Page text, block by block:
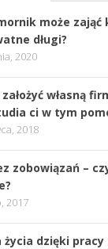
może
długi?
2020
własną
ci w tym
2018
zobowiązań –
2017
życia dzięki pracy